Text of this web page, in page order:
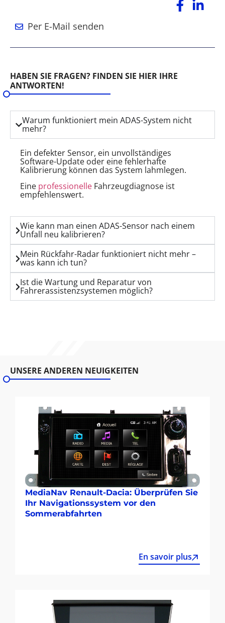
Per E-Mail senden
HABEN SIE FRAGEN? FINDEN SIE HIER IHRE
ANTWORTEN!
Warum funktioniert mein ADAS-System nicht
mehr?
Ein defekter Sensor, ein unvollständiges
Software-Update oder eine fehlerhafte
Kalibrierung können das System lahmlegen.
Eine professionelle Fahrzeugdiagnose ist
empfehlenswert.
Wie kann man einen ADAS-Sensor nach einem
Unfall neu kalibrieren?
Mein Rückfahr-Radar funktioniert nicht mehr –
was kann ich tun?
Ist die Wartung und Reparatur von
Fahrerassistenzsystemen möglich?
UNSERE ANDEREN NEUIGKEITEN
MediaNav Renault-Dacia: Überprüfen Sie
Ihr Navigationssystem vor den
Sommerabfahrten
En savoir plus